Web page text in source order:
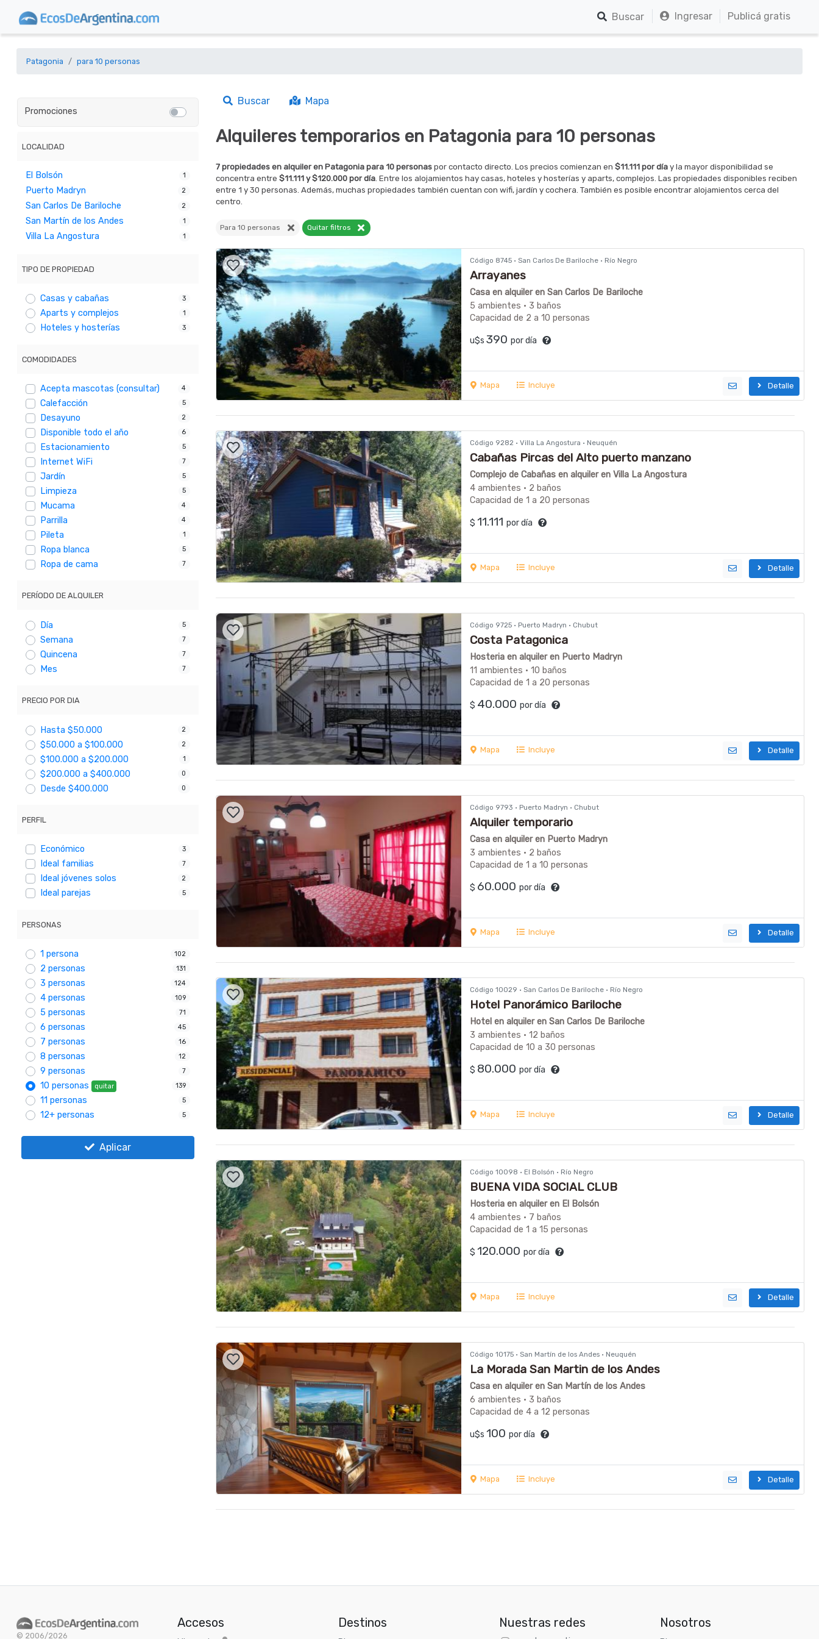
Buscar Ingresar Publicá gratis
Patagonia para 10 personas
Promociones
LOCALIDAD
El Bolsón 1
Puerto Madryn 2
San Carlos De Bariloche 2
San Martín de los Andes 1
Villa La Angostura 1
TIPO DE PROPIEDAD
Casas y cabañas 3
Aparts y complejos 1
Hoteles y hosterías 3
COMODIDADES
Acepta mascotas (consultar) 4
Calefacción 5
Desayuno 2
Disponible todo el año 6
Estacionamiento 5
Internet WiFi 7
Jardín 5
Limpieza 5
Mucama 4
Parrilla 4
Pileta 1
Ropa blanca 5
Ropa de cama 7
PERÍODO DE ALQUILER
Día 5
Semana 7
Quincena 7
Mes 7
PRECIO POR DIA
Hasta $50.000 2
$50.000 a $100.000 2
$100.000 a $200.000 1
$200.000 a $400.000 0
Desde $400.000 0
PERFIL
Económico 3
Ideal familias 7
Ideal jóvenes solos 2
Ideal parejas 5
PERSONAS
1 persona 102
2 personas 131
3 personas 124
4 personas 109
5 personas 71
6 personas 45
7 personas 16
8 personas 12
9 personas 7
10 personas quitar 139
11 personas 5
12+ personas 5
Aplicar
Buscar Mapa
Alquileres temporarios en Patagonia para 10 personas
7 propiedades en alquiler en Patagonia para 10 personas por contacto directo. Los precios comienzan en $11.111 por día y la mayor disponibilidad se
concentra entre $11.111 y $120.000 por día. Entre los alojamientos hay casas, hoteles y hosterías y aparts, complejos. Las propiedades disponibles reciben
entre 1 y 30 personas. Además, muchas propiedades también cuentan con wifi, jardín y cochera. También es posible encontrar alojamientos cerca del
centro.
Para 10 personas Quitar filtros
Código 8745 · San Carlos De Bariloche · Río Negro
Arrayanes
Casa en alquiler en San Carlos De Bariloche
5 ambientes · 3 baños
Capacidad de 2 a 10 personas
u$s 390 por día
Mapa Incluye Detalle
Código 9282 · Villa La Angostura · Neuquén
Cabañas Pircas del Alto puerto manzano
Complejo de Cabañas en alquiler en Villa La Angostura
4 ambientes · 2 baños
Capacidad de 1 a 20 personas
$ 11.111 por día
Mapa Incluye Detalle
Código 9725 · Puerto Madryn · Chubut
Costa Patagonica
Hosteria en alquiler en Puerto Madryn
11 ambientes · 10 baños
Capacidad de 1 a 20 personas
$ 40.000 por día
Mapa Incluye Detalle
Código 9793 · Puerto Madryn · Chubut
Alquiler temporario
Casa en alquiler en Puerto Madryn
3 ambientes · 2 baños
Capacidad de 1 a 10 personas
$ 60.000 por día
Mapa Incluye Detalle
Código 10029 · San Carlos De Bariloche · Río Negro
Hotel Panorámico Bariloche
Hotel en alquiler en San Carlos De Bariloche
3 ambientes · 12 baños
Capacidad de 10 a 30 personas
$ 80.000 por día
Mapa Incluye Detalle
Código 10098 · El Bolsón · Río Negro
BUENA VIDA SOCIAL CLUB
Hosteria en alquiler en El Bolsón
4 ambientes · 7 baños
Capacidad de 1 a 15 personas
$ 120.000 por día
Mapa Incluye Detalle
Código 10175 · San Martín de los Andes · Neuquén
La Morada San Martin de los Andes
Casa en alquiler en San Martín de los Andes
6 ambientes · 3 baños
Capacidad de 4 a 12 personas
u$s 100 por día
Mapa Incluye Detalle
© 2006/2026
Accesos Destinos Nuestras redes Nosotros